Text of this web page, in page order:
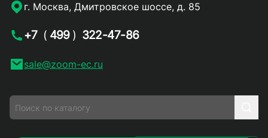
г. Москва, Дмитровское шоссе, д. 85
+7 ( 499 ) 322-47-86
sale@zoom-ec.ru